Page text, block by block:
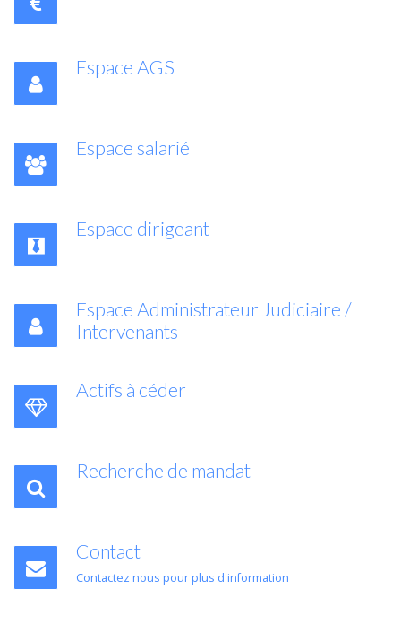
Espace AGS
Espace salarié
Espace dirigeant
Espace Administrateur Judiciaire /
Intervenants
Actifs à céder
Recherche de mandat
Contact
Contactez nous pour plus d'information